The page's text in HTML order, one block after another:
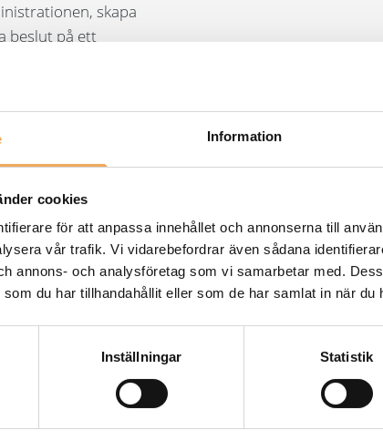
Information
cookies
för att anpassa innehållet och annonserna till
vår trafik. Vi vidarebefordrar även sådana
annons- och analysföretag som vi samarbetar med.
du har tillhandahållit eller som de har samlat in när du
Inställningar Statistik
skapa
beslut på ett
Frågor och svar från
anbud ha licenser hos IBinder eller kommer alla in?
en upphandling?
kan bjuda in sina UE direkt till upphandlingen
tillbaka?